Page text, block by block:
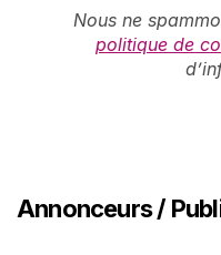
Nous ne
politique de
Annonceurs /